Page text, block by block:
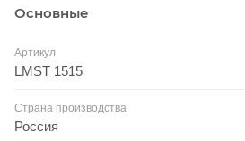
Основные
Артикул
LMST 1515
Страна производства
Россия